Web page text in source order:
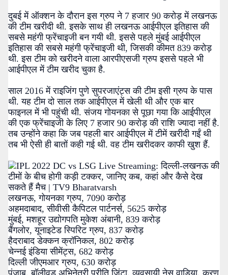
दुबई में ऑक्शन के दौरान इस ग्रुप ने 7 हजार 90 करोड़ में लखनऊ
की टीम खरीदी थी. इसके साथ ही लखनऊ आईपीएल इतिहास की
सबसे महंगी फ्रेंचाइजी बन गयी थी. इससे पहले मुंबई आईपीएल
इतिहास की सबसे महंगी फ्रेंचाइजी थी, जिसकी कीमत 839 करोड़
थी. इस टीम को खरीदने वाला आरपीएसजी ग्रुप इससे पहले भी
आईपीएल में टीम खरीद चुका है.
साल 2016 में राइजिंग पुणे सुपरजाएंट्स की टीम इसी ग्रुप के पास
थी. यह टीम दो साल तक आईपीएल में खेली थी और एक बार
फाइनल में भी पहुंची थी. संजय गोयनका से पूछा गया कि आईपीएल
की एक फ्रेंचाइजी के लिए 7 हजार 90 करोड़ की राशि ज्यादा नहीं है.
तब उन्होंने कहा कि जब पहली बार आईपीएल में टीमें खरीदी गईं थी
तब भी ऐसी ही बातों कही गई थी. वह टीम खरीदकर काफी खुश हैं.
लखनऊ, गोयनका ग्रुप, 7090 करोड़
अहमदाबाद, सीवीसी कैपिटल पार्टनर्स, 5625 करोड़
मुंबई, मशहूर उद्योगपति मुकेश अंबानी, 839 करोड़
बैंगलोर, यूनाइटेड स्पिरिट ग्रुप, 837 करोड़
हैदराबाद डेक्कन क्रॉनिकल, 802 करोड़
चेन्नई इंडिया सीमेंट्स, 682 करोड़
दिल्ली जीएमआर ग्रुप, 630 करोड़
पंजाब, बॉलीवुड अभिनेत्री प्रीति जिंटा, व्यवसायी नेस वाडिया, करण